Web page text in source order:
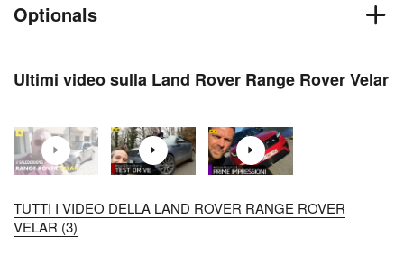
Optionals
Ultimi video sulla Land Rover Range Rover Velar
TUTTI I VIDEO DELLA LAND ROVER RANGE ROVER
VELAR (3)